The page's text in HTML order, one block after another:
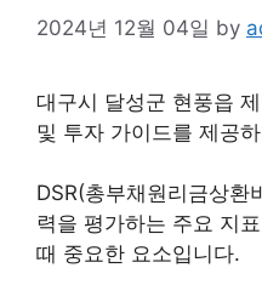
2024년 12월 04일 by
대구시 달성군 현풍읍
및 투자 가이드를 제공
DSR(총부채원리금상환
력을 평가하는 주요 지
때 중요한 요소입니다.